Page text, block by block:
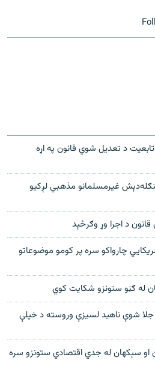
تابعیت د تعدیل شوي قانون په اړه
غیرمسلمانو مذهبي لږکیو
د اجرا وړ وګرځېد
چارواکو سره پر کومو موضوعاتو
له ګڼو ستونزو شکایت کوي
شوې ناهيد لسيزې وروسته د خپلې
سېکهان له جدي اقتصادي ستونزو سره